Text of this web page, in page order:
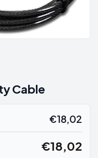
Cable
€18,02
€18,02